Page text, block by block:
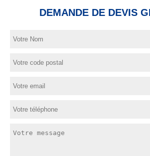
DEMANDE DE DEVIS